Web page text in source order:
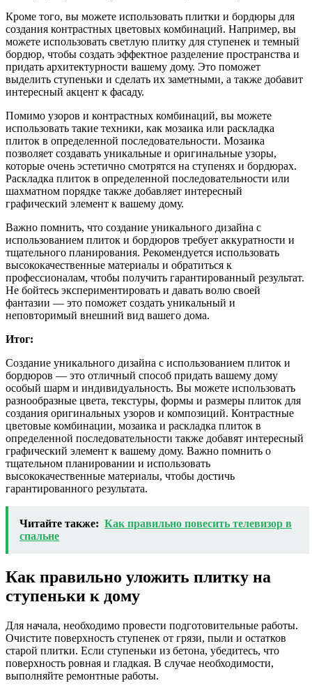
Кроме того, вы можете использовать плитки и бордюры для
создания контрастных цветовых комбинаций. Например, вы
можете использовать светлую плитку для ступенек и темный
бордюр, чтобы создать эффектное разделение пространства и
придать архитектурности вашему дому. Это поможет
выделить ступеньки и сделать их заметными, а также добавит
интересный акцент к фасаду.
Помимо узоров и контрастных комбинаций, вы можете
использовать такие техники, как мозаика или раскладка
плиток в определенной последовательности. Мозаика
позволяет создавать уникальные и оригинальные узоры,
которые очень эстетично смотрятся на ступенях и бордюрах.
Раскладка плиток в определенной последовательности или
шахматном порядке также добавляет интересный
графический элемент к вашему дому.
Важно помнить, что создание уникального дизайна с
использованием плиток и бордюров требует аккуратности и
тщательного планирования. Рекомендуется использовать
высококачественные материалы и обратиться к
профессионалам, чтобы получить гарантированный результат.
Не бойтесь экспериментировать и давать волю своей
фантазии — это поможет создать уникальный и
неповторимый внешний вид вашего дома.
Итог:
Создание уникального дизайна с использованием плиток и
бордюров — это отличный способ придать вашему дому
особый шарм и индивидуальность. Вы можете использовать
разнообразные цвета, текстуры, формы и размеры плиток для
создания оригинальных узоров и композиций. Контрастные
цветовые комбинации, мозаика и раскладка плиток в
определенной последовательности также добавят интересный
графический элемент к вашему дому. Важно помнить о
тщательном планировании и использовать
высококачественные материалы, чтобы достичь
гарантированного результата.
Читайте также: Как правильно повесить телевизор в
спальне
Как правильно уложить плитку на
ступеньки к дому
Для начала, необходимо провести подготовительные работы.
Очистите поверхность ступенек от грязи, пыли и остатков
старой плитки. Если ступеньки из бетона, убедитесь, что
поверхность ровная и гладкая. В случае необходимости,
выполняйте ремонтные работы.